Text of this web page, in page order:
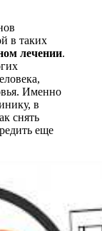
в таких
лечении.
Именно
в
снять
еще